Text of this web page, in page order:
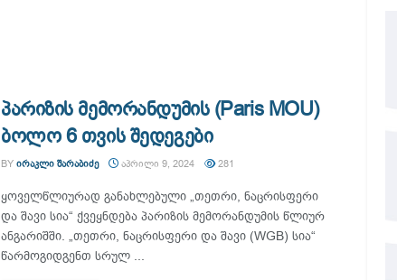
პარიზის მემორანდუმის (Paris MOU)
ბოლო 6 თვის შედეგები
BY ᲘᲠᲐᲙᲚᲘ ᲨᲐᲠᲐᲑᲘᲫᲔ ᲐᲞᲠᲘᲚᲘ 9, 2024 281
ყოველწლიურად განახლებული „თეთრი, ნაცრისფერი
და შავი სია“ ქვეყნდება პარიზის მემორანდუმის წლიურ
ანგარიშში. „თეთრი, ნაცრისფერი და შავი (WGB) სია“
წარმოგიდგენთ სრულ ...